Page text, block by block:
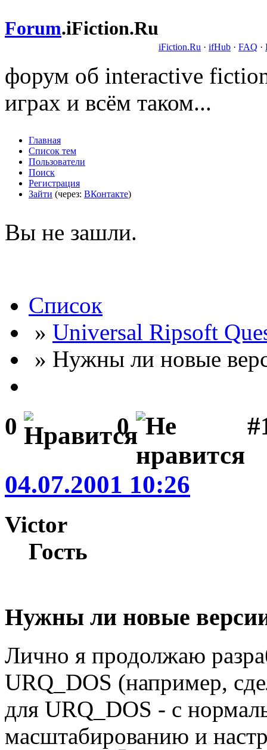
Forum.iFiction.Ru
iFiction.Ru · ifHub · FAQ ·
форум об interactive
играх и всём таком...
Главная
Список тем
Пользователи
Поиск
Регистрация
Зайти (через: ВКонтакте)
Вы не зашли.
Список
» Universal Ripsoft
» Нужны ли новые
0 0
04.07.2001 10:26
Victor
Гость
Нужны ли новые
Лично я продолжаю
URQ_DOS (например,
для URQ_DOS - с
масштабированию и